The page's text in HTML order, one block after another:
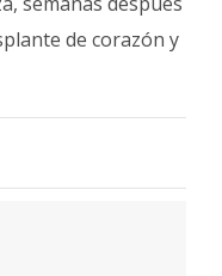
de corazón y